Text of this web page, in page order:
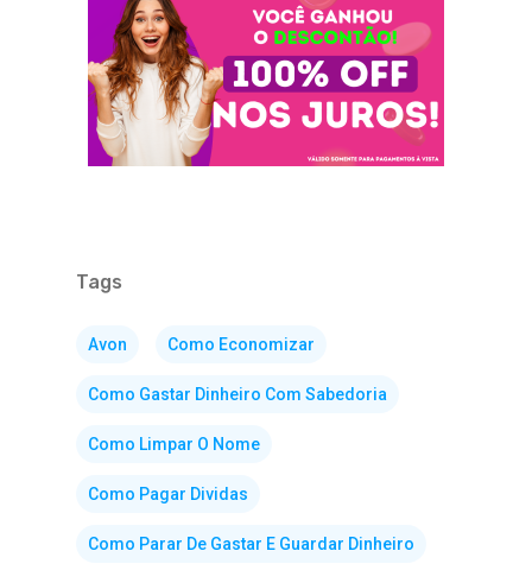
Tags
Avon Como Economizar
Como Gastar Dinheiro Com Sabedoria
Como Limpar O Nome
Como Pagar Dividas
Como Parar De Gastar E Guardar Dinheiro